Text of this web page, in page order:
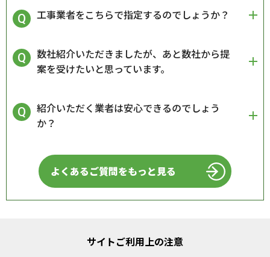
工事業者をこちらで指定するのでしょうか？
数社紹介いただきましたが、あと数社から提
案を受けたいと思っています。
紹介いただく業者は安心できるのでしょう
か？
よくあるご質問をもっと見る
サイトご利用上の注意